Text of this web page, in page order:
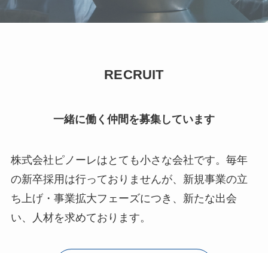
RECRUIT
一緒に働く仲間を募集しています
株式会社ピノーレはとても小さな会社です。毎年
の新卒採用は行っておりませんが、新規事業の立
ち上げ・事業拡大フェーズにつき、新たな出会
い、人材を求めております。